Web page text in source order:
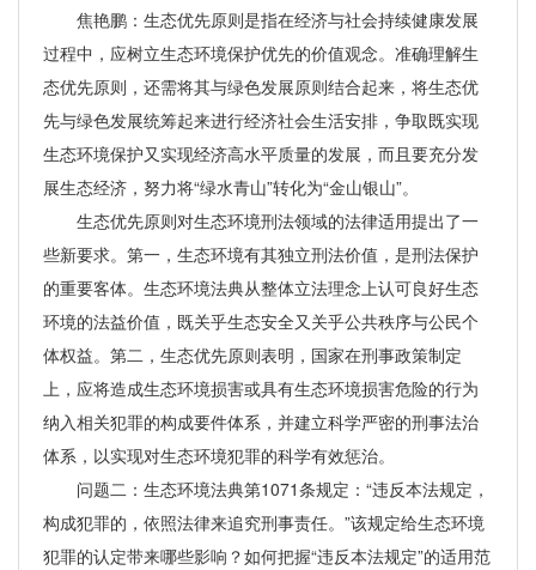
焦艳鹏：生态优先原则是指在经济与社会持续健康发展
过程中，应树立生态环境保护优先的价值观念。准确理解生
态优先原则，还需将其与绿色发展原则结合起来，将生态优
先与绿色发展统筹起来进行经济社会生活安排，争取既实现
生态环境保护又实现经济高水平质量的发展，而且要充分发
展生态经济，努力将“绿水青山”转化为“金山银山”。
生态优先原则对生态环境刑法领域的法律适用提出了一
些新要求。第一，生态环境有其独立刑法价值，是刑法保护
的重要客体。生态环境法典从整体立法理念上认可良好生态
环境的法益价值，既关乎生态安全又关乎公共秩序与公民个
体权益。第二，生态优先原则表明，国家在刑事政策制定
上，应将造成生态环境损害或具有生态环境损害危险的行为
纳入相关犯罪的构成要件体系，并建立科学严密的刑事法治
体系，以实现对生态环境犯罪的科学有效惩治。
问题二：生态环境法典第1071条规定：“违反本法规定，
构成犯罪的，依照法律来追究刑事责任。”该规定给生态环境
犯罪的认定带来哪些影响？如何把握“违反本法规定”的适用范